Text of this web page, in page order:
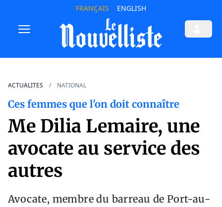
FRANÇAIS ENGLISH
ACTUALITES NATIONAL
Ces femmes que l'on doit connaître
Me Dilia Lemaire, une
avocate au service des
autres
Avocate, membre du barreau de Port-au-